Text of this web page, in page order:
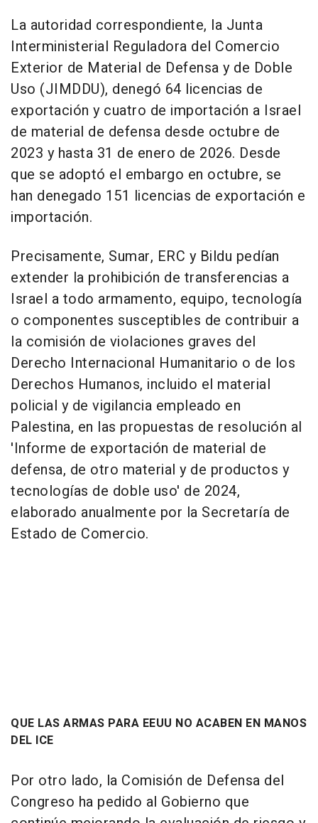
La autoridad correspondiente, la Junta
Interministerial Reguladora del Comercio
Exterior de Material de Defensa y de Doble
Uso (JIMDDU), denegó 64 licencias de
exportación y cuatro de importación a Israel
de material de defensa desde octubre de
2023 y hasta 31 de enero de 2026. Desde
que se adoptó el embargo en octubre, se
han denegado 151 licencias de exportación e
importación.
Precisamente, Sumar, ERC y Bildu pedían
extender la prohibición de transferencias a
Israel a todo armamento, equipo, tecnología
o componentes susceptibles de contribuir a
la comisión de violaciones graves del
Derecho Internacional Humanitario o de los
Derechos Humanos, incluido el material
policial y de vigilancia empleado en
Palestina, en las propuestas de resolución al
'Informe de exportación de material de
defensa, de otro material y de productos y
tecnologías de doble uso' de 2024,
elaborado anualmente por la Secretaría de
Estado de Comercio.
QUE LAS ARMAS PARA EEUU NO ACABEN EN MANOS
DEL ICE
Por otro lado, la Comisión de Defensa del
Congreso ha pedido al Gobierno que